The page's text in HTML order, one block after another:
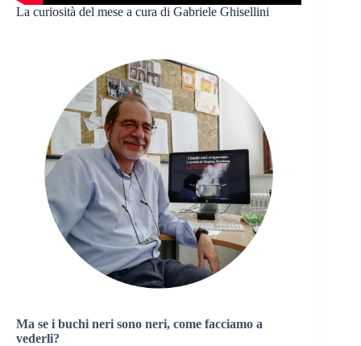
La curiosità del mese a cura di Gabriele Ghisellini
Ma se i buchi neri sono neri, come facciamo a
vederli?